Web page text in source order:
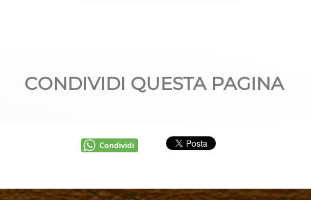
CONDIVIDI QUESTA PAGINA
Condividi